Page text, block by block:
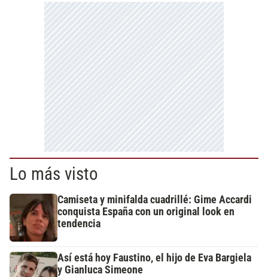
Lo más visto
Camiseta y minifalda cuadrillé: Gime Accardi
conquista España con un original look en
tendencia
Así está hoy Faustino, el hijo de Eva Bargiela
y Gianluca Simeone